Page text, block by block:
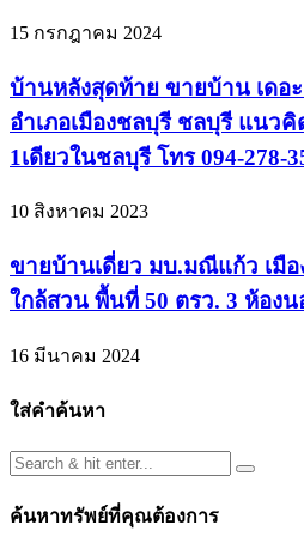
15 กรกฎาคม 2024
บ้านหลังสุดท้าย ขายบ้าน เดอ
อำเภอเมืองชลบุรี ชลบุรี แนว
1เดียวในชลบุรี โทร 094-278-
10 สิงหาคม 2023
ขายบ้านเดี่ยว มบ.มณีแก้ว เมื
ใกล้สวน พื้นที่ 50 ตรว. 3 ห้องน
16 มีนาคม 2024
ใส่คำค้นหา
ค้นหาทรัพย์ที่คุณต้องการ